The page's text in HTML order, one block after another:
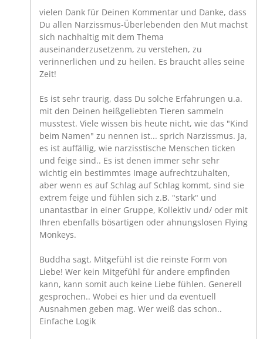
vielen Dank für Deinen Kommentar und Danke, dass
Du allen Narzissmus-Überlebenden den Mut machst
sich nachhaltig mit dem Thema
auseinanderzusetzenm, zu verstehen, zu
verinnerlichen und zu heilen. Es braucht alles seine
Zeit!
Es ist sehr traurig, dass Du solche Erfahrungen u.a.
mit den Deinen heißgeliebten Tieren sammeln
musstest. Viele wissen bis heute nicht, wie das "Kind
beim Namen" zu nennen ist... sprich Narzissmus. Ja,
es ist auffällig, wie narzisstische Menschen ticken
und feige sind.. Es ist denen immer sehr sehr
wichtig ein bestimmtes Image aufrechtzuhalten,
aber wenn es auf Schlag auf Schlag kommt, sind sie
extrem feige und fühlen sich z.B. "stark" und
unantastbar in einer Gruppe, Kollektiv und/ oder mit
Ihren ebenfalls bösartigen oder ahnungslosen Flying
Monkeys.
Buddha sagt, Mitgefühl ist die reinste Form von
Liebe! Wer kein Mitgefühl für andere empfinden
kann, kann somit auch keine Liebe fühlen. Generell
gesprochen.. Wobei es hier und da eventuell
Ausnahmen geben mag. Wer weiß das schon..
Einfache Logik